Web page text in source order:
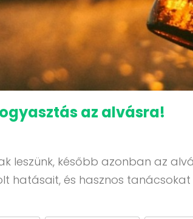
az alvásra!
leszünk, később azonban az
hatásait, és hasznos